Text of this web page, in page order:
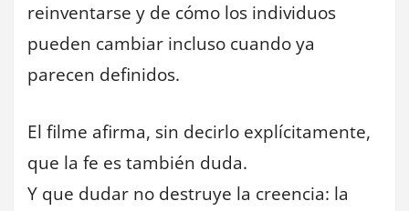
reinventarse y de cómo los individuos
pueden cambiar incluso cuando ya
parecen definidos.
El filme afirma, sin decirlo explícitamente,
que la fe es también duda.
Y que dudar no destruye la creencia: la